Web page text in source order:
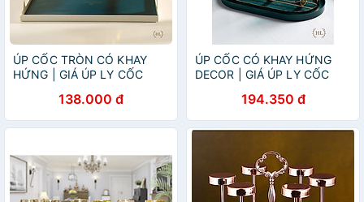
ÚP CỐC TRÒN CÓ KHAY
HỨNG | GIÁ ÚP LY CỐC
HỨNG TRÒN HOME
LUXURY DECOR PHONG
CÁCH VINTAGE 2022 NEW
138.000 đ
ÚP CỐC CÓ KHAY HỨNG
DECOR | GIÁ ÚP LY CỐC
HỨNG NƯỚC BẦU DỤC
HOME LUXURY DECOR
PHONG CÁCH RETRO
194.350 đ